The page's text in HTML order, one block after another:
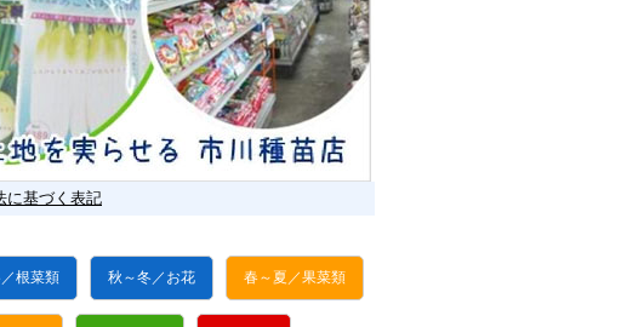
に基づく表記
根菜類 秋～冬／お花 春～夏／果菜類